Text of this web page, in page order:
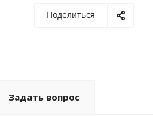
Поделиться
Задать вопрос